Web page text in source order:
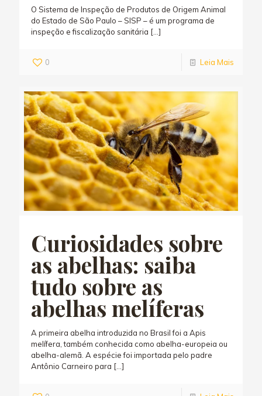
O Sistema de Inspeção de Produtos de Origem Animal
do Estado de São Paulo – SISP – é um programa de
inspeção e fiscalização sanitária […]
0 Leia Mais
Curiosidades sobre
as abelhas: saiba
tudo sobre as
abelhas melíferas
A primeira abelha introduzida no Brasil foi a Apis
melífera, também conhecida como abelha-europeia ou
abelha-alemã. A espécie foi importada pelo padre
Antônio Carneiro para […]